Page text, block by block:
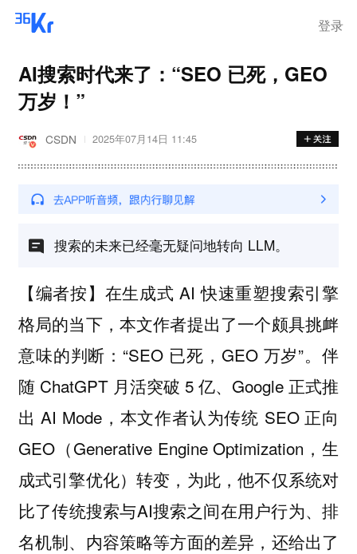
登录
AI搜索时代来了：“SEO 已死，GEO
万岁！”
CSDN 2025年07月14日 11:45
搜索的未来已经毫无疑问地转向 LLM。
【编者按】在生成式 AI 快速重塑搜索引擎
格局的当下，本文作者提出了一个颇具挑衅
意味的判断：“SEO 已死，GEO 万岁”。伴
随 ChatGPT 月活突破 5 亿、Google 正式推
出 AI Mode，本文作者认为传统 SEO 正向
GEO（Generative Engine Optimization，生
成式引擎优化）转变，为此，他不仅系统对
比了传统搜索与AI搜索之间在用户行为、排
名机制、内容策略等方面的差异，还给出了